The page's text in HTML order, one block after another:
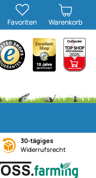
Favoriten Warenkorb
30-tägiges
Widerrufsrecht